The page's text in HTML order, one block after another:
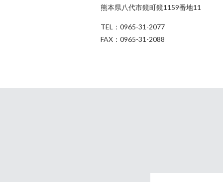
熊本県八代市鏡町鏡1159番地11
TEL： 0965-31-2077
FAX： 0965-31-2088